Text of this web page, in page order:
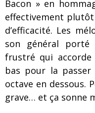
Bacon » en
effectivement plutôt
d’efficacité. Les
son général
frustré qui
bas pour la passer
octave en dessous.
grave… et ça sonne